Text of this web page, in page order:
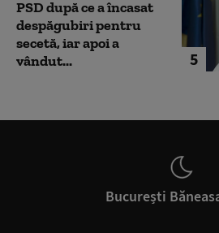
5
PSD după ce a încasat
despăgubiri pentru
secetă, iar apoi a
vândut...
București